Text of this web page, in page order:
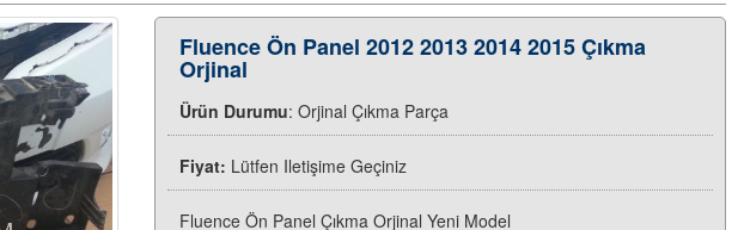
Fluence Ön Panel 2012 2013 2014 2015 Çıkma
Orjinal
Ürün Durumu: Orjinal Çıkma Parça
Fiyat: Lütfen Iletişime Geçiniz
Fluence Ön Panel Çıkma Orjinal Yeni Model